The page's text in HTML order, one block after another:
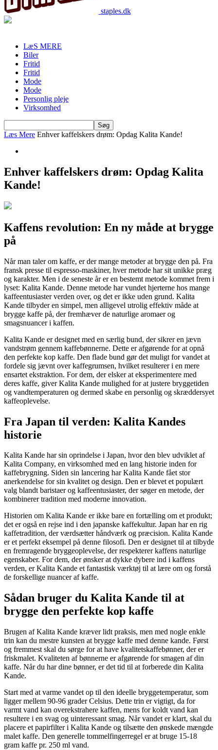
staples.dk
LæS MERE
Biler
Fritid
Fritid
Mode
Mode
Personlig pleje
Virksomhed
Læs Mere Enhver kaffelskers drøm: Opdag Kalita Kande!
Enhver kaffelskers drøm: Opdag Kalita
Kande!
Kaffens revolution: En ny måde at brygge
på
Når man taler om kaffe, er der mange metoder at brygge den på. Fra
fransk presse til espresso-maskiner, hver metode har sit unikke præg
og karakter. Men i de seneste år er en bestemt metode kommet frem i
lyset: Kalita Kande. Denne metode har vundet hjerterne hos mange
kaffeentusiaster verden over, og det er ikke uden grund. Kalita
Kande tilbyder en simpel, men alligevel utrolig effektiv måde at
brygge kaffe på, der fremhæver de naturlige aromaer og
smagsnuancer i kaffen.
Kalita Kande er designet med en særlig bund, der sikrer en jævn
vandstrøm gennem kaffebønnerne. Dette er afgørende for at opnå
den perfekte kop kaffe. Den flade bund gør det muligt for vandet at
fordele sig jævnt over kaffegrumsen, hvilket resulterer i en mere
ensartet ekstraktion. For dem, der elsker at eksperimentere med
deres kaffe, giver Kalita Kande mulighed for at justere bryggetiden
og vandtemperaturen og dermed skabe en personlig og skræddersyet
kaffeoplevelse.
Fra Japan til verden: Kalita Kandes
historie
Kalita Kande har sin oprindelse i Japan, hvor den blev udviklet af
Kalita Company, en virksomhed med en lang historie inden for
kaffebrygning. Siden sin lancering har Kalita Kande fået stor
anerkendelse for sin kvalitet og design. Den er blevet et populært
valg blandt baristaer og kaffeentusiaster, der søger en metode, der
kombinerer tradition med moderne innovation.
Historien om Kalita Kande er ikke bare en fortælling om et produkt;
det er også en rejse ind i den japanske kaffekultur. Japan har en rig
kaffetradition, der værdsætter håndværk og præcision. Kalita Kande
er et perfekt eksempel på denne filosofi. Den er designet til at tilbyde
en fremragende bryggeoplevelse, der respekterer kaffens naturlige
egenskaber. For dem, der ønsker at dykke dybere ind i kaffens
verden, er Kalita Kande et fantastisk værktøj til at lære om og forstå
de forskellige nuancer af kaffe.
Sådan bruger du Kalita Kande til at
brygge den perfekte kop kaffe
Brugen af Kalita Kande kræver lidt praksis, men med nogle enkle
trin kan du mestre kunsten at brygge kaffe med denne kande. Først
og fremmest skal du sørge for at have kvalitetskaffebønner, der er
friskmalet. Kvaliteten af bønnerne er afgørende for smagen af din
kaffe. Når du har dine bønner, er det tid til at forberede din Kalita
Kande.
Start med at varme vandet op til den ideelle bryggetemperatur, som
ligger mellem 90-96 grader Celsius. Dette trin er vigtigt, da for
varmt vand kan overekstrahere kaffen, mens for koldt vand kan
resultere i en svag og uinteressant smag. Når vandet er klart, skal du
placere et papirfilter i Kalita Kande og tilsætte den ønskede mængde
malet kaffe. Den generelle tommelfingerregel er at bruge 15-18
gram kaffe pr. 250 ml vand.